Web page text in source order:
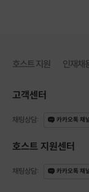
청난 노력과 능력을 필
♡ 소통하는 수업
라오고 있는지, 어떤
다. 여러분의 피같은 시
호스트 지원 인재채
고객센터
채팅상담: 카카오톡 채
호스트 지원센터
채팅상담: 카카오톡 채